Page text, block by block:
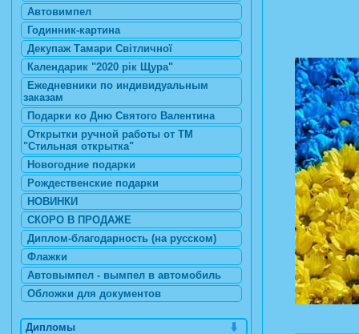
Автовимпел
Годинник-картина
Декупаж Тамари Світличної
Календарик "2020 рік Щура"
Ежедневники по индивидуальным
заказам
Подарки ко Дню Святого Валентина
Открытки ручной работы от ТМ
"Стильная открытка"
Новогодние подарки
Рождественские подарки
НОВИНКИ
СКОРО В ПРОДАЖЕ
Диплом-благодарность (на русском)
Флажки
Автовымпел - вымпел в автомобиль
Обложки для документов
Дипломы